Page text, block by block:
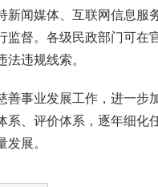
新闻媒体、互联网信息
监督。各级民政部门可在
违规线索。
善事业发展工作，进一步
系、评价体系，逐年细
发展。